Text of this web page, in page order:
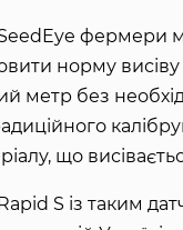
фермери
норму
метр без
що
S із таким